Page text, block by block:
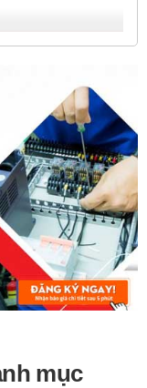
mục